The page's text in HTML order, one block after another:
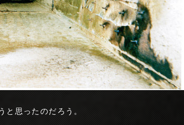
と思ったのだろう。